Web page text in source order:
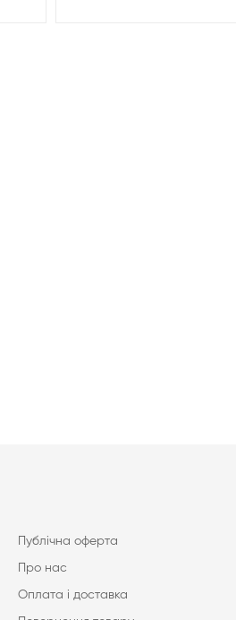
Публічна оферта
Про нас
Оплата і доставка